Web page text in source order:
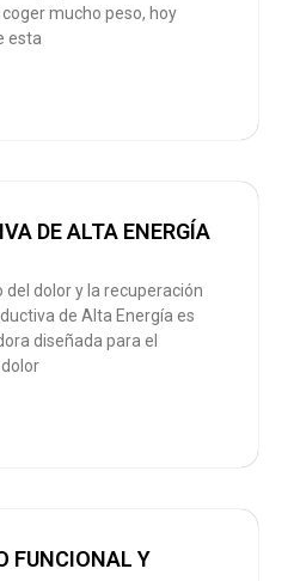
mucho peso, hoy
esta
DE ALTA ENERGÍA
dolor y la recuperación
de Alta Energía es
diseñada para el
FUNCIONAL Y